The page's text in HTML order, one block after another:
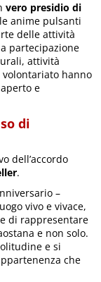
vero presidio di
anime pulsanti
delle attività
partecipazione
attività
hanno
e
di
dell’accordo
.
–
vivo e vivace,
di rappresentare
e non solo.
e si
che